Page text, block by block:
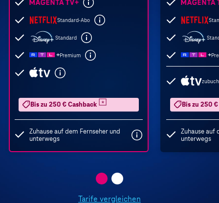
sind
enthalten
Standard-Abo
Standard
Premium
Zuhause auf dem Fernseher und
unterwegs
Bis zu 250 € Cashback
sind
enthalten
Zuhause auf
unterwegs
Bis zu 250
Tarife vergleichen